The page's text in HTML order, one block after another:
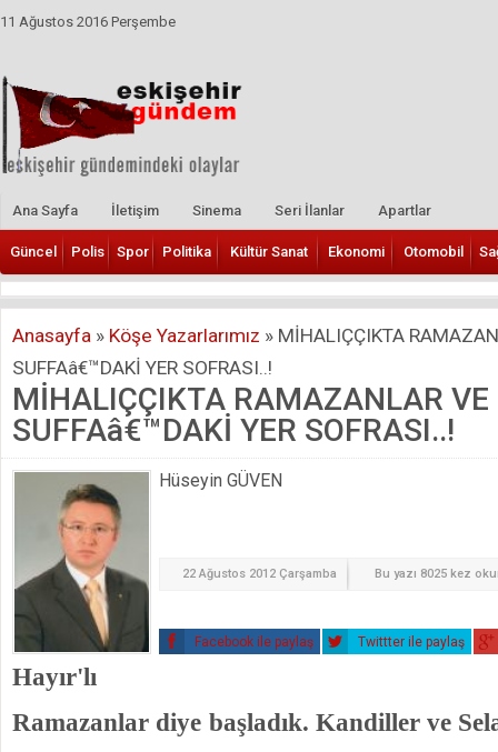
11 Ağustos 2016 Perşembe
Ana Sayfa İletişim Sinema Seri İlanlar Apartlar
Güncel Polis Spor Politika Kültür Sanat Ekonomi Otomobil
Anasayfa » Köşe Yazarlarımız » MİHALIÇÇIKTA
SUFFAâ€™DAKİ YER SOFRASI..!
MİHALIÇÇIKTA RAMAZANLAR VE
SUFFAâ€™DAKİ YER SOFRASI..!
Hüseyin GÜVEN
22 Ağustos 2012 Çarşamba Bu yazı 8025 kez
Facebook ile paylaş Twittter ile paylaş
Hayır'lı
Ramazanlar diye başladık. Kandiller ve